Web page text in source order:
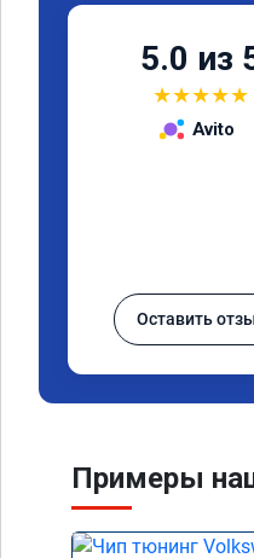
5.0 из
★★★★★
Avito
Оставить
Примеры